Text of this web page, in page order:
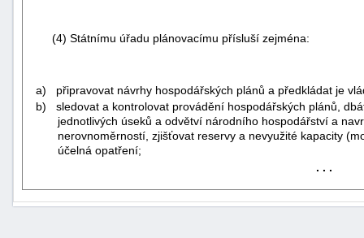
(4) Státnímu úřadu plánovacímu přísluší zejména:
a)
připravovat návrhy hospodářských plánů a předkládat je
b)
sledovat a kontrolovat provádění hospodářských plánů,
jednotlivých úseků a odvětví národního hospodářství a
nerovnoměrností, zjišťovat reservy a nevyužité kapacity
účelná opatření;
. . .